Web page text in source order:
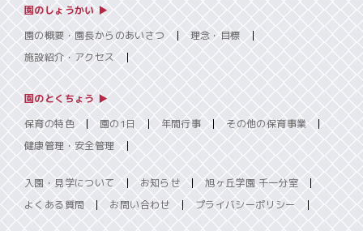
園のしょうかい ▶︎
園の概要・園長からのあいさつ
理念・目標
施設紹介・アクセス
園のとくちょう ▶︎
保育の特色
園の1日 年間行事
その他の保育事業
健康管理・安全管理
入園・見学について お知らせ
旭ヶ丘学園 千一分室
よくある質問
お問い合わせ プライバシーポリシー